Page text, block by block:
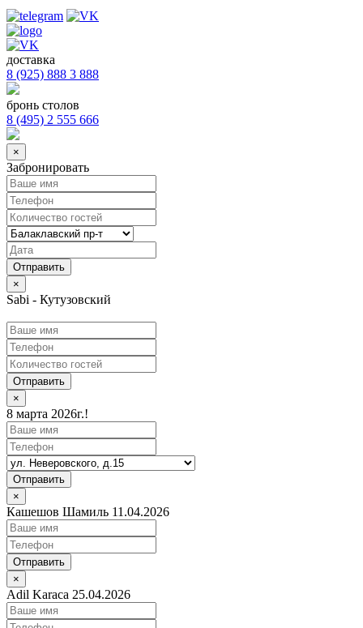
доставка
8 (925) 888 3 888
бронь столов
8 (495) 2 555 666
×
Забронировать
×
Sabi - Кутузовский
Отправить
×
8 марта 2026г.!
Отправить
×
Кашешов Шамиль 11.04.2026
Отправить
×
Adil Karaca 25.04.2026